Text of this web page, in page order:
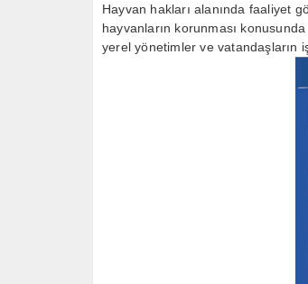
Hayvan hakları alanında faaliyet
hayvanların korunması
yerel yönetimler ve vatandaşların